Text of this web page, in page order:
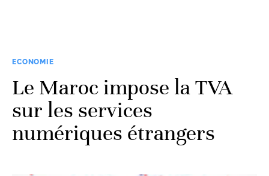
ECONOMIE
Le Maroc impose la TVA
sur les services
numériques étrangers